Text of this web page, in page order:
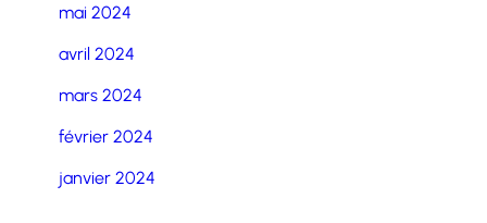
mai 2024
avril 2024
mars 2024
février 2024
janvier 2024